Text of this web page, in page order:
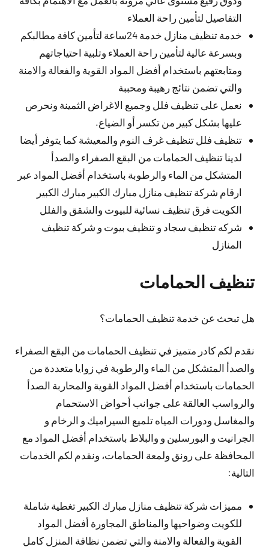
التفاصيل لتأمين راحة العملاء
خدمة تنظيف منازل خدمة 24ساعة لتأمين كافة مطالبكم
وبسرعة عالية لتأمين راحة العملاء وتلبية احتياجاتهم
ومتابعتهم باستخدام أفضل المواد القوية والفعالة والامنة
والتي تضمن نتائج رهيبة ومحببة
نعمل على تنظيف فلل وجميع الاغراض الثمينة ونحرص
عليها بشكل كبير من تكسر أو الضياع.
تنظيف فلل تنظيف غرف النوم والمعيشة كما يتوفر أيضا
لدينا تنظيف الحمامات من البقع الصفراء والصدأ
المتشكل من الماء والرطوبة باستخدام أفضل المواد عبر
ارقام شركة تنظيف منازل مبارك الكبير مبارك الكبير
الكويت فرق تنظيف نسائية للبيوت والشقق والفلل
شركه تنظيف سجاد و تنظيف بيوت و شركة تنظيف
المنازل
تنظيف الحمامات
هل تبحث عن خدمة تنظيف الحمامات؟
نقدم لكم كادر متميز في تنظيف الحمامات من البقع الصفراء
والصدأ المتشكل من الماء والرطوبة في زوايا متعددة من
الحمامات باستخدام أفضل المواد القوية والمحاربة الصدأ
والرواسب العالقة على جوانب أحواض الاستحمام
والمغاسل ودورات المياه تلميع السيراميك و الرخام و
الجرانيت و البورسلين و والبلاط باستخدام أفضل المواد مع
المحافظة على رونق ولمعة الحمامات، ونقدم لكم الخدمات
التالية:
مميزات شركة تنظيف منازل مبارك الكبير تغطية شاملة
للكويت وضواحيها والمناطق المجاورة أفضل المواد
القوية والفعالة والامنة والتي تضمن نظافة المنزل كامل